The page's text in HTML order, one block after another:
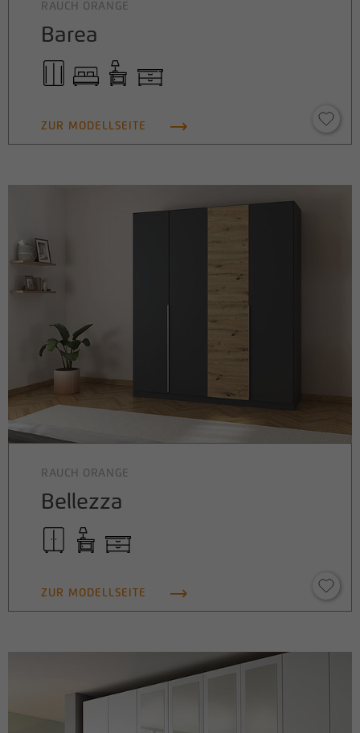
RAUCH ORANGE
Barea
ZUR MODELLSEITE
RAUCH ORANGE
Bellezza
ZUR MODELLSEITE